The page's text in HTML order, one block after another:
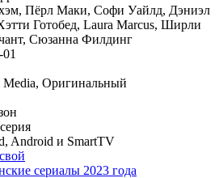
Пёрл Маки, Софи Уайлд, Дэниэл
Готобед, Laura Marcus, Ширли
Сюзанна Филдинг
Media, Оригинальный
Android и SmartTV
сериалы 2023 года